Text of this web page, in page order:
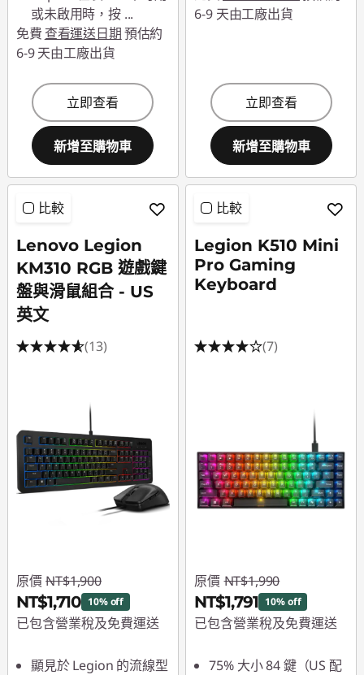
或未啟用時，按 ...
免費 查看運送日期預估約
6-9 天由工廠出貨
立即查看
新增至購物車
6-9 天由工廠出貨
立即查看
新增至購物車
比較
Lenovo Legion
KM310 RGB 遊戲鍵
盤與滑鼠組合 - US
英文
(13)
原價 NT$1,900
NT$1,710 10% off
已包含營業稅及免費運送
顯見於 Legion 的流線型
比較
Legion K510 Mini
Pro Gaming
Keyboard
(7)
原價 NT$1,990
NT$1,791 10% off
已包含營業稅及免費運送
75% 大小 84 鍵（US 配